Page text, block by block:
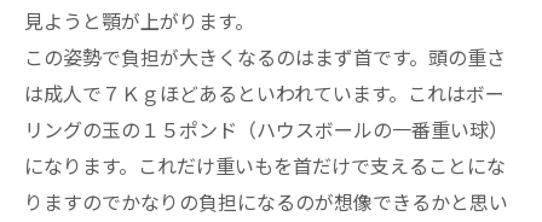
見ようと顎が上がります。
この姿勢で負担が大きくなるのはまず首です。頭の重さ
は成人で７Ｋｇほどあるといわれています。これはボー
リングの玉の１５ポンド（ハウスボールの一番重い球）
になります。これだけ重いもを首だけで支えることにな
りますのでかなりの負担になるのが想像できるかと思い